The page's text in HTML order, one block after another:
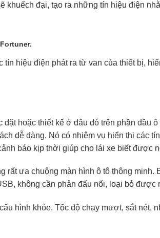
khuếch đại, tạo ra những tín hiệu điện
tín hiệu điện phát ra từ van của thiết bị,
hoặc thiết kế ở đâu đó trên phần đầu
dễ dàng. Nó có nhiệm vụ hiển thị các
báo kịp thời giúp cho lái xe biết được
rất ưa chuộng màn hình ô tô thông minh.
không cần phản đấu nối, loại bỏ được
hình khỏe. Tốc độ chạy mượt, sắt nét,